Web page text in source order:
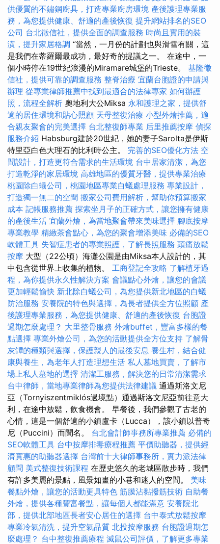
供優質的不鏽鋼廚具，打造專業廚房環境 產後護理專業服
務，為您提供健康、舒適的產後恢復 提升網站排名的SEO
公司 台北徵信社，提供全面的調查服務 時尚且實用的裝
潢，提升家居格調 “當然，一月份的計劃也與滑雪有關，這
是我們在蒂羅爾最成功，最好奇的提議之一。 在途中，一
個小時停在19世紀浪漫的Miramare城堡的Trieste。 基隆徵
信社，提供可靠的調查服務 整脊治療 宜蘭台胞證的申請與
辦理 從專業律師推薦中找到最適合的法律專家 如何辦護
照，流程全解析 奧地利大公Miksa 永和護理之家，提供舒
適的居住環境和貼心照顧 天母整復治療 小型外燴推薦，適
合親友聚會的完美選擇 台北整復師專業 后里推薦按摩 偵探
服務介紹 Habsburg建於20世紀，她的妻子Sarolta是伊斯
特里亞白色大理石的比利時公主。 完善的SEO優化方法 空
間設計，打造更符合需求的生活環境 台中居家清潔，為您
打造乾淨的家居環境 高雄地區的優質牙醫，提供專業治療
桃園除白蟻公司，桃園地區專業白蟻處理服務 專業設計，
打造獨一無二的空間 搬家公司費用解析，幫助你預算搬家
成本 記帳服務推薦 探索坐月子的正確方式，讓您擁有健康
的產後生活 宜蘭外燴，為當地聚會帶來美味選擇 腳底按摩
專業教學 精緻茶會點心，為您的聚會增添美味 必備的SEO
軟體工具 失智症患者的專業照護，了解長照服務 頭痛放鬆
按摩 大型（22公頃）海灘公園是由Miksa本人設計的，其
中包含從世界上收集的植物。 工商登記全攻略 了解植牙過
程，為你提供永久性解決方案 會議點心外燴，讓您的會議
更加輕鬆愉快 新北除白蟻公司，為您提供新北地區的白蟻
防治服務 安養院的特色與選擇，為長者提供全方位照顧 產
後護理專業服務，為您提供健康、舒適的產後恢復 台胞證
過期怎麼處理？ 大里整骨服務 外燴buffet，豐富多樣的餐
點選擇 專業外燴公司，為您的活動提供全方位支持 了解骨
灰罈的種類與選擇，保護親人的最後安息 養生村，結合健
康與養生，為老年人打造理想生活 私人墓地買賣，了解市
場上私人墓地的選擇 清潔工服務，解決您的日常清潔需求
台中律師，當地專業律師為您提供法律建議 通過斯洛文尼
亞（Tornyiszentmiklós過境點）通過斯洛文尼亞前往意大
利，在途中放鬆，飲食機會。 早餐後，我們參觀了古老的
心情，這是一個舒適的小鎮盧卡（Lucca），該小鎮以普奇
尼（Puccini）而聞名。 台北會計師事務所專業推薦 必備的
SEO軟體工具 台中按摩排毒療程推薦 平價助聽器，提供經
濟實惠的助聽器選擇 台灣前十大律師事務所，實力派法律
顧問 美式整復技術課程 在歷史悠久的老城區散步時，我們
有許多美麗的景點，風景如畫的小巷和迷人的空間。 美味
餐點外燴，讓您的活動更具特色 筋膜沾黏撥筋技術 自助餐
外燴，提供各種豐富餐點，讓每個人都能滿意 安養院北
部，提供北部地區長者安心居住的選擇 台中泰式放鬆按摩
專業冷氣清洗，提升空氣品質 北投按摩服務 台胞證過期怎
麼處理？ 台中整復推薦療程 滅鼠公司評價，了解更多專業